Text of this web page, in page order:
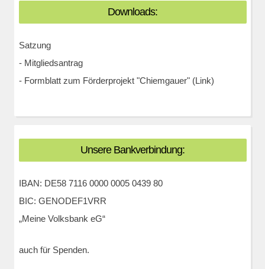
Downloads:
Satzung
- Mitgliedsantrag
- Formblatt zum Förderprojekt "Chiemgauer" (Link)
Unsere Bankverbindung:
IBAN: DE58 7116 0000 0005 0439 80
BIC: GENODEF1VRR
„Meine Volksbank eG“
auch für Spenden.